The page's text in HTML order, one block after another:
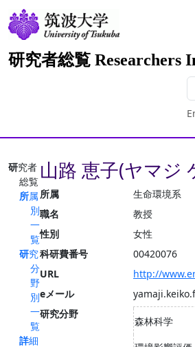
研究者総覧 Researchers
研究者
総覧
所属
別
一
覧
研究
分
野
別
一
覧
詳細
山路 恵子(ヤマジ
所属
生命環境系
職名
教授
性別
女性
科研費番号
00420076
URL
http://
eメール
研究分野
森林科学